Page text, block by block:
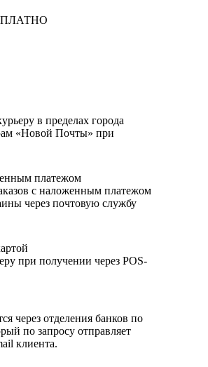
в пределах города
«Новой Почты» при
платежом
с наложенным платежом
через почтовую службу
при получении через POS-
через отделения банков по
по запросу отправляет
клиента.